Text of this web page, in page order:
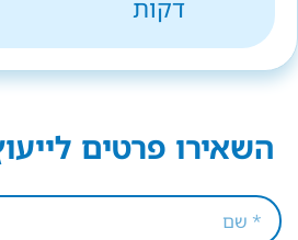
דקות
השאירו פרטים